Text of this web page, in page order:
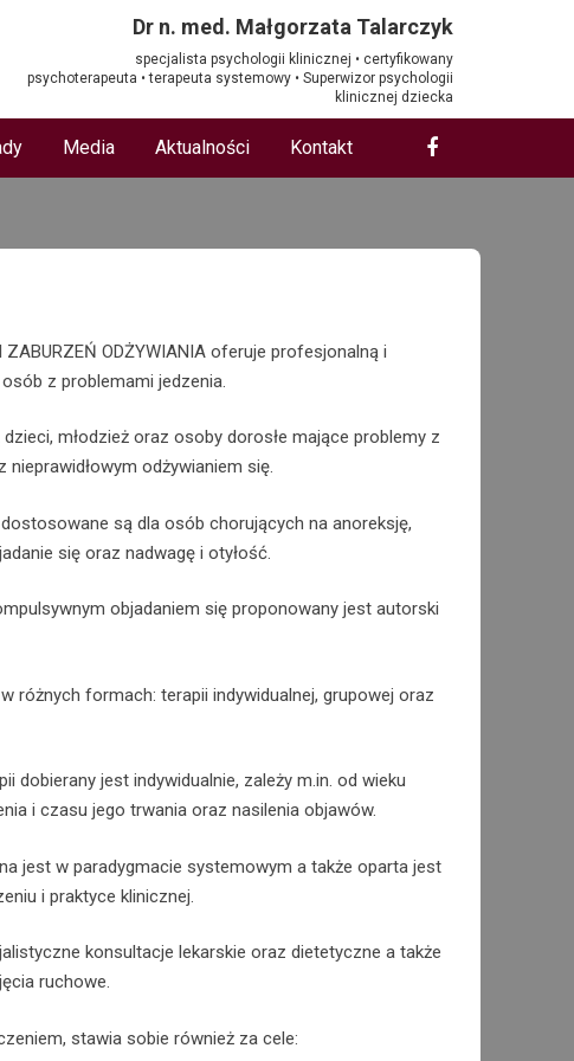
Dr n. med. Małgorzata Talarczyk
specjalista psychologii klinicznej • certyfikowany
psychoterapeuta • terapeuta systemowy • Superwizor psychologii
klinicznej dziecka
Media Aktualności Kontakt
ZABURZEŃ ODŻYWIANIA oferuje profesjonalną i
z problemami jedzenia.
młodzież oraz osoby dorosłe mające problemy z
nieprawidłowym odżywianiem się.
są dla osób chorujących na anoreksję,
się oraz nadwagę i otyłość.
objadaniem się proponowany jest autorski
różnych formach: terapii indywidualnej, grupowej oraz
dobierany jest indywidualnie, zależy m.in. od wieku
i czasu jego trwania oraz nasilenia objawów.
jest w paradygmacie systemowym a także oparta jest
i praktyce klinicznej.
konsultacje lekarskie oraz dietetyczne a także
ruchowe.
stawia sobie również za cele: